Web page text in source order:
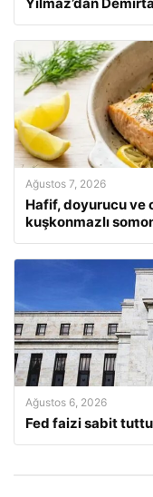
Ağustos 7, 2026
Hafif, doyurucu ve
kuşkonmazlı
Ağustos 6, 2026
Fed faizi sabit tuttu